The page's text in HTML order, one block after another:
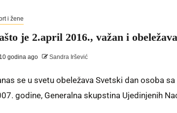
i žene
je 2.april 2016., važan i
10 godina ago Sandra Iršević
se u svetu obeležava Svetski dan osoba
godine, Generalna skupstina Ujedinjenih